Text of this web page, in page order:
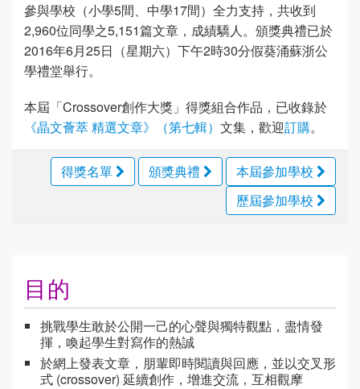
參與學校（小學5間、中學17間）全力支持，共收到
2,960位同學之5,151篇文章，成績驕人。頒獎典禮已於
2016年6月25日（星期六）下午2時30分假葵涌蘇浙公
學禮堂舉行。
本屆「Crossover創作大獎」得獎組合作品，已收錄於
《晶文薈萃 精選文章》（第七輯） 文集，歡迎訂購。
得獎名單 頒獎典禮
本屆參加學校
歷屆參加學校
目的
挑戰學生敢於公開一己的心聲與獨特觀點，盡情發
揮，喚起學生對寫作的熱誠
於網上發表文章，朋輩即時閱讀與回應，並以交叉形
式 (crossover) 延續創作，增進交流，互相觀摩